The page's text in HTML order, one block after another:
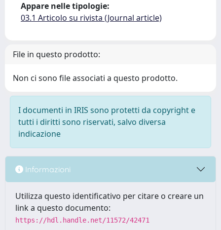
Appare nelle tipologie:
03.1 Articolo su rivista (Journal article)
File in questo prodotto:
Non ci sono file associati a questo prodotto.
I documenti in IRIS sono protetti da copyright e
tutti i diritti sono riservati, salvo diversa
indicazione
Informazioni
Utilizza questo identificativo per citare o creare un
link a questo documento:
https://hdl.handle.net/11572/42471